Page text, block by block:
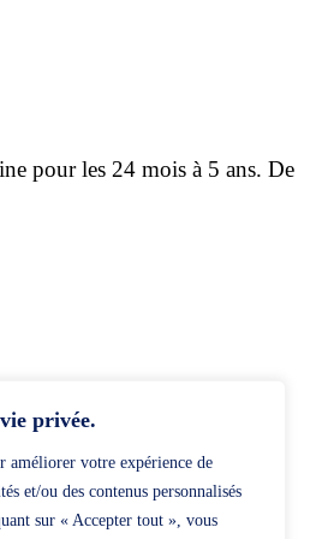
privée.
améliorer votre expérience de
et/ou des contenus personnalisés
sur « Accepter tout », vous
pour les 24 mois à 5 ans. De